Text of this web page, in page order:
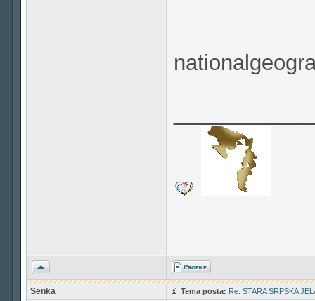
Vrh
Senka Tema posta: Re: STARA SRPSKA